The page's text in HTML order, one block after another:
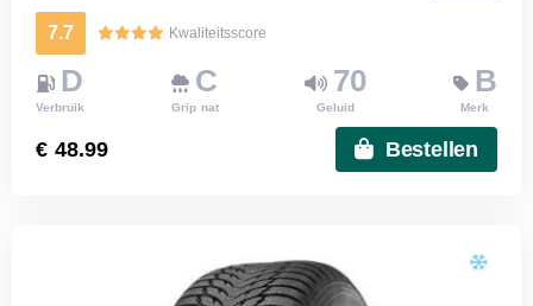
7.7 Kwaliteitsscore
D
Verbruik
C
Grip nat
70
Geluid
B
Merk
€ 48.99 Bestellen